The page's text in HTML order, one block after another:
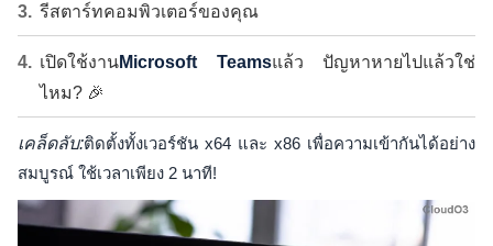
รีสตาร์ทคอมพิวเตอร์ของคุณ
เปิดใช้งานMicrosoft Teamsแล้ว ปัญหาหายไปแล้วใช่
ไหม? 🎉
เคล็ดลับ:ติดตั้งทั้งเวอร์ชัน x64 และ x86 เพื่อความเข้ากันได้อย่าง
สมบูรณ์ ใช้เวลาเพียง 2 นาที!